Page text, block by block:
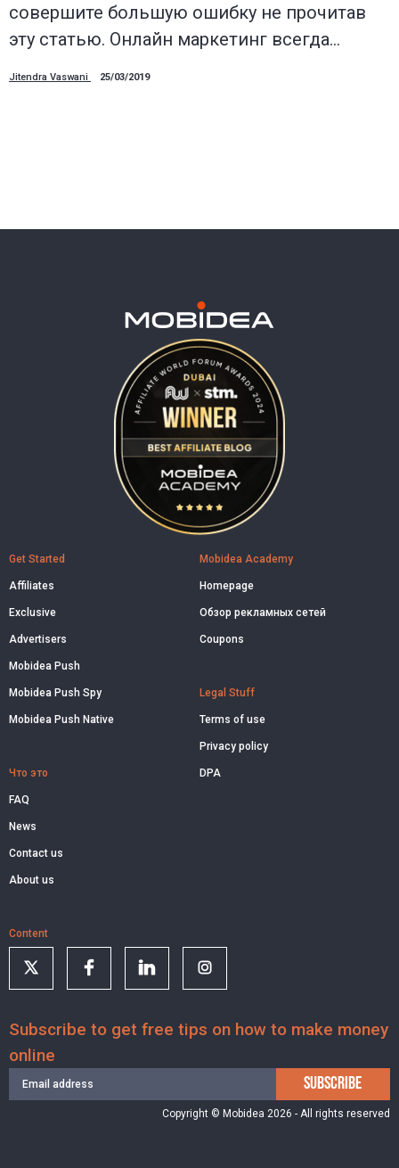
совершите большую ошибку не прочитав
эту статью. Онлайн маркетинг всегда…
Jitendra Vaswani 25/03/2019
Get Started
Affiliates
Exclusive
Advertisers
Mobidea Push
Mobidea Push Spy
Mobidea Push Native
Что это
FAQ
News
Contact us
About us
Mobidea Academy
Homepage
Обзор рекламных сетей
Coupons
Legal Stuff
Terms of use
Privacy policy
DPA
Content
Subscribe to get free tips on how to make money
online
SUBSCRIBE
Copyright © Mobidea 2026 - All rights reserved